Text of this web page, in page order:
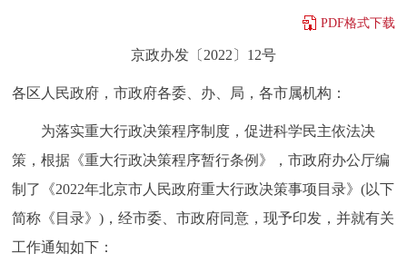
利企服务
政民互动
12345网上接诉即办 我要咨询 我要建议
PDF格式下载
京政办发〔2022〕12号
各区人民政府，市政府各委、办、局，各市属机构：
为落实重大行政决策程序制度，促进科学民主依法决
策，根据《重大行政决策程序暂行条例》，市政府办公厅编
制了《2022年北京市人民政府重大行政决策事项目录》(以下
简称《目录》)，经市委、市政府同意，现予印发，并就有关
工作通知如下：